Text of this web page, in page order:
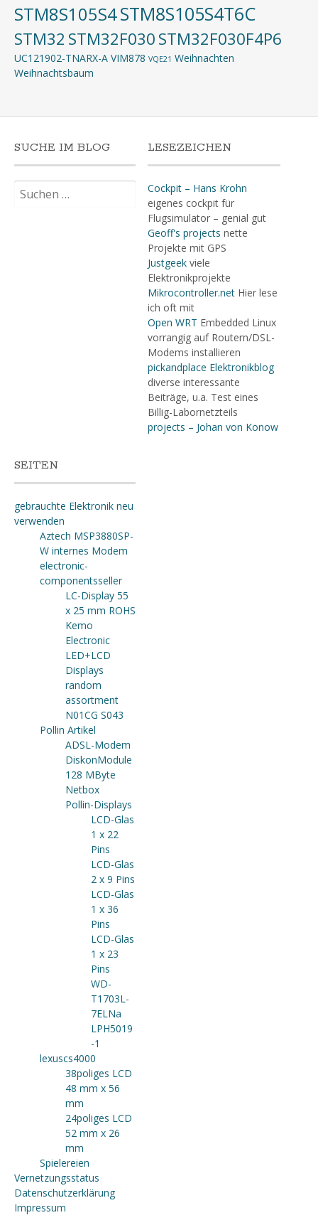
STM8S105S4STM8S105S4T6C
STM32 STM32F030STM32F030F4P6
UC121902-TNARX-A VIM878 VQE21 Weihnachten
Weihnachtsbaum
SUCHE IM BLOG
nach:
LESEZEICHEN
Cockpit – Hans Krohn
eigenes cockpit für
Flugsimulator – genial gut
Geoff's projects nette
Projekte mit GPS
Justgeekviele
Elektronikprojekte
Mikrocontroller.netHier lese
ich oft mit
Open WRT Embedded Linux
vorrangig auf Routern/DSL-
Modems installieren
pickandplace Elektronikblog
diverse interessante
Beiträge, u.a. Test eines
Billig-Labornetzteils
projects – Johan von Konow
SEITEN
gebrauchte Elektronik neu
verwenden
Aztech MSP3880SP-
W internes Modem
electronic-
componentsseller
LC-Display 55
x 25 mm ROHS
Kemo
Electronic
LED+LCD
Displays
random
assortment
N01CG S043
Pollin Artikel
ADSL-Modem
DiskonModule
128 MByte
Netbox
Pollin-Displays
LCD-Glas
1 x 22
Pins
LCD-Glas
2 x 9 Pins
LCD-Glas
1 x 36
Pins
LCD-Glas
1 x 23
Pins
WD-
T1703L-
7ELNa
LPH5019
-1
lexuscs4000
38poliges LCD
48 mm x 56
mm
24poliges LCD
52 mm x 26
mm
Spielereien
Vernetzungsstatus
Datenschutzerklärung
Impressum